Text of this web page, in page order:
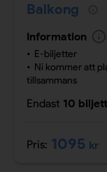
Balkong
Information
E-biljetter
Ni kommer att
tillsammans
Endast 10
Pris: 1095 kr